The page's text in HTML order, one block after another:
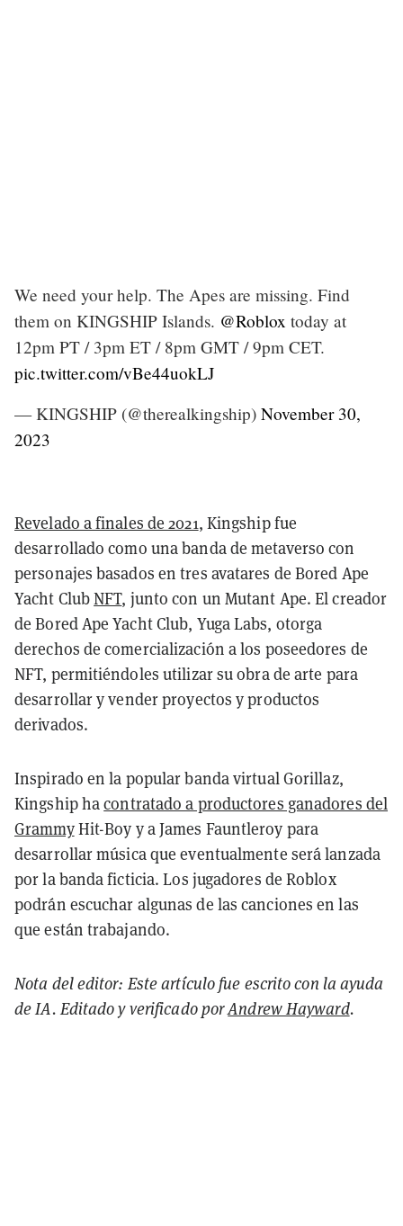
We need your help. The Apes are missing. Find
them on KINGSHIP Islands. @Roblox today at
12pm PT / 3pm ET / 8pm GMT / 9pm CET.
pic.twitter.com/vBe44uokLJ
— KINGSHIP (@therealkingship) November 30,
2023
Revelado a finales de 2021, Kingship fue
desarrollado como una banda de metaverso con
personajes basados en tres avatares de Bored Ape
Yacht ClubNFT, junto con un Mutant Ape. El creador
de Bored Ape Yacht Club, Yuga Labs, otorga
derechos de comercialización a los poseedores de
NFT, permitiéndoles utilizar su obra de arte para
desarrollar y vender proyectos y productos
derivados.
Inspirado en la popular banda virtual Gorillaz,
Kingship hacontratado a productores ganadores del
GrammyHit-Boy y a James Fauntleroy para
desarrollar música que eventualmente será lanzada
por la banda ficticia. Los jugadores de Roblox
podrán escuchar algunas de las canciones en las
que están trabajando.
Nota del editor: Este artículo fue escrito con la ayuda
de IA. Editado y verificado porAndrew Hayward.